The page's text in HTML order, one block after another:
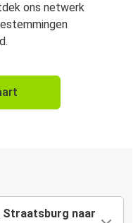
ons netwerk
Straatsburg naar